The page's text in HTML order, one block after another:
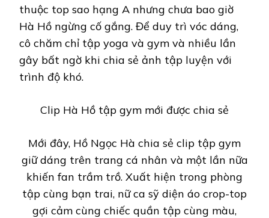
thuộc top sao hạng A nhưng chưa bao giờ
Hà Hồ ngừng cố gắng. Để duy trì vóc dáng,
cô chăm chỉ tập yoga và gym và nhiều lần
gây bất ngờ khi chia sẻ ảnh tập luyện với
trình độ khó.
Clip Hà Hồ tập gym mới được chia sẻ
Mới đây, Hồ Ngọc Hà chia sẻ clip tập gym
giữ dáng trên trang cá nhân và một lần nữa
khiến fan trầm trồ. Xuất hiện trong phòng
tập cùng bạn trai, nữ ca sỹ diện áo crop-top
gợi cảm cùng chiếc quần tập cùng màu,